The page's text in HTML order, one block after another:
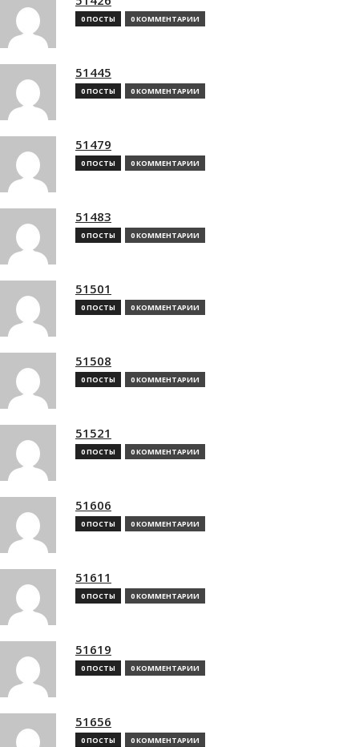
0 ПОСТЫ 0 КОММЕНТАРИИ
51445
0 ПОСТЫ 0 КОММЕНТАРИИ
51479
0 ПОСТЫ 0 КОММЕНТАРИИ
51483
0 ПОСТЫ 0 КОММЕНТАРИИ
51501
0 ПОСТЫ 0 КОММЕНТАРИИ
51508
0 ПОСТЫ 0 КОММЕНТАРИИ
51521
0 ПОСТЫ 0 КОММЕНТАРИИ
51606
0 ПОСТЫ 0 КОММЕНТАРИИ
51611
0 ПОСТЫ 0 КОММЕНТАРИИ
51619
0 ПОСТЫ 0 КОММЕНТАРИИ
51656
0 ПОСТЫ 0 КОММЕНТАРИИ